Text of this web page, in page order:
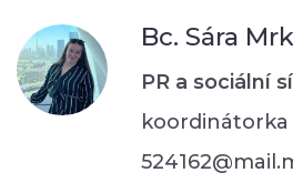
Bc. Sára
PR a sociální